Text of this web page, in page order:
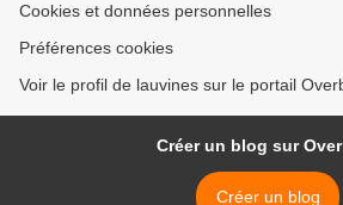
Cookies et données personnelles
Préférences cookies
Voir le profil de lauvines sur le portail
Créer un blog sur
Créer un blog